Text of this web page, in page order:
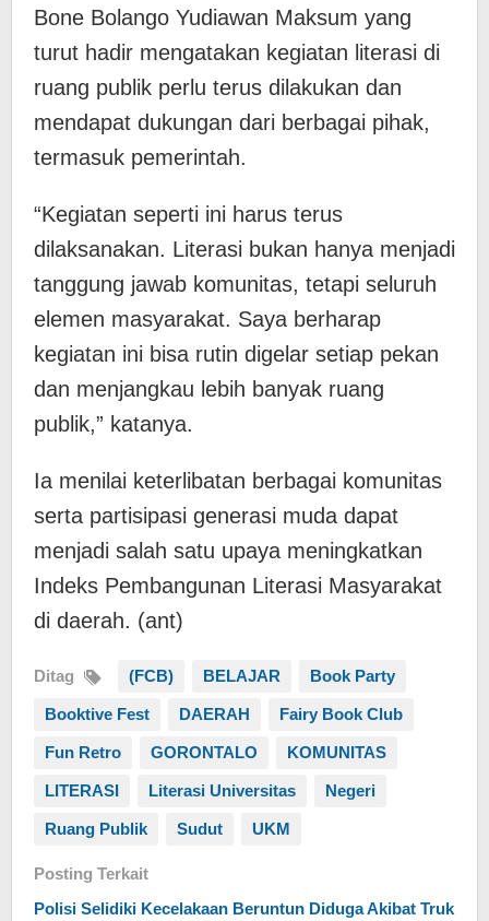
Bone Bolango Yudiawan Maksum yang
turut hadir mengatakan kegiatan literasi di
ruang publik perlu terus dilakukan dan
mendapat dukungan dari berbagai pihak,
termasuk pemerintah.
“Kegiatan seperti ini harus terus
dilaksanakan. Literasi bukan hanya menjadi
tanggung jawab komunitas, tetapi seluruh
elemen masyarakat. Saya berharap
kegiatan ini bisa rutin digelar setiap pekan
dan menjangkau lebih banyak ruang
publik,” katanya.
Ia menilai keterlibatan berbagai komunitas
serta partisipasi generasi muda dapat
menjadi salah satu upaya meningkatkan
Indeks Pembangunan Literasi Masyarakat
di daerah. (ant)
Ditag (FCB) BELAJAR Book Party
Booktive Fest DAERAH Fairy Book Club
Fun Retro GORONTALO KOMUNITAS
LITERASI Literasi Universitas Negeri
Ruang Publik Sudut UKM
Posting Terkait
Polisi Selidiki Kecelakaan Beruntun Diduga Akibat Truk